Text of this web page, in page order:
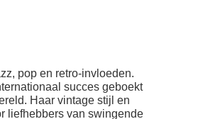
pop en retro-invloeden.
succes geboekt
Haar vintage stijl en
liefhebbers van swingende